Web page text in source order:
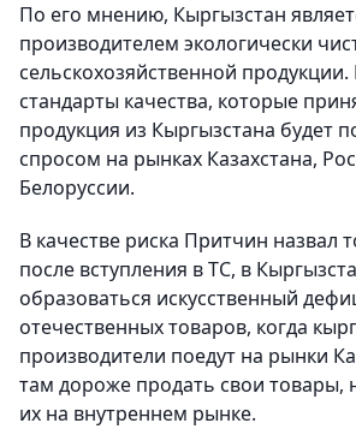
По его мнению, Кыргызстан
производителем экологически
сельскохозяйственной продукции.
стандарты качества, которые
продукция из Кыргызстана будет
спросом на рынках Казахстана,
Белоруссии.
В качестве риска Притчин назвал
после вступления в ТС, в
образоваться искусственный
отечественных товаров, когда
производители поедут на рынки
там дороже продать свои товары,
их на внутреннем рынке.